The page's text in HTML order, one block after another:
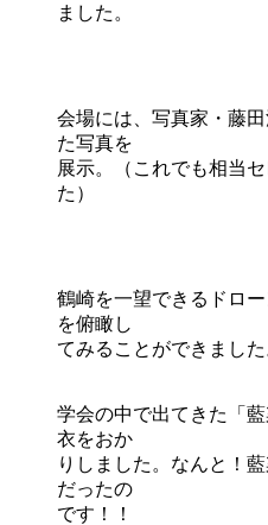
ました。
会場には、写真家・藤
た写真を
展示。（これでも相当
た）
鶴崎を一望できるドロ
を俯瞰し
てみることができました
学会の中で出てきた「
衣をおか
りしました。なんと！
だったの
です！！